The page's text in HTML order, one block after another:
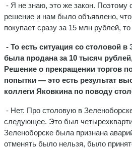
- Я не знаю, это же закон. Поэтому
решение и нам было объявлено, что
покупает сразу за 15 млн рублей,
- То есть ситуация со столовой в
была продана за 10 тысяч
Решение о прекращении торгов
попытки — это есть результат
коллеги Яковкина по поводу
- Нет. Про столовую в
следующее. Это был
Зеленоборске была признана
отменять было нельзя, было